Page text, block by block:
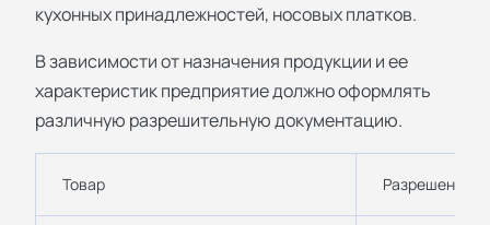
кухонных принадлежностей, носовых платков.
В зависимости от назначения продукции и ее
характеристик предприятие должно оформлять
различную разрешительную документацию.
Товар Разрешение